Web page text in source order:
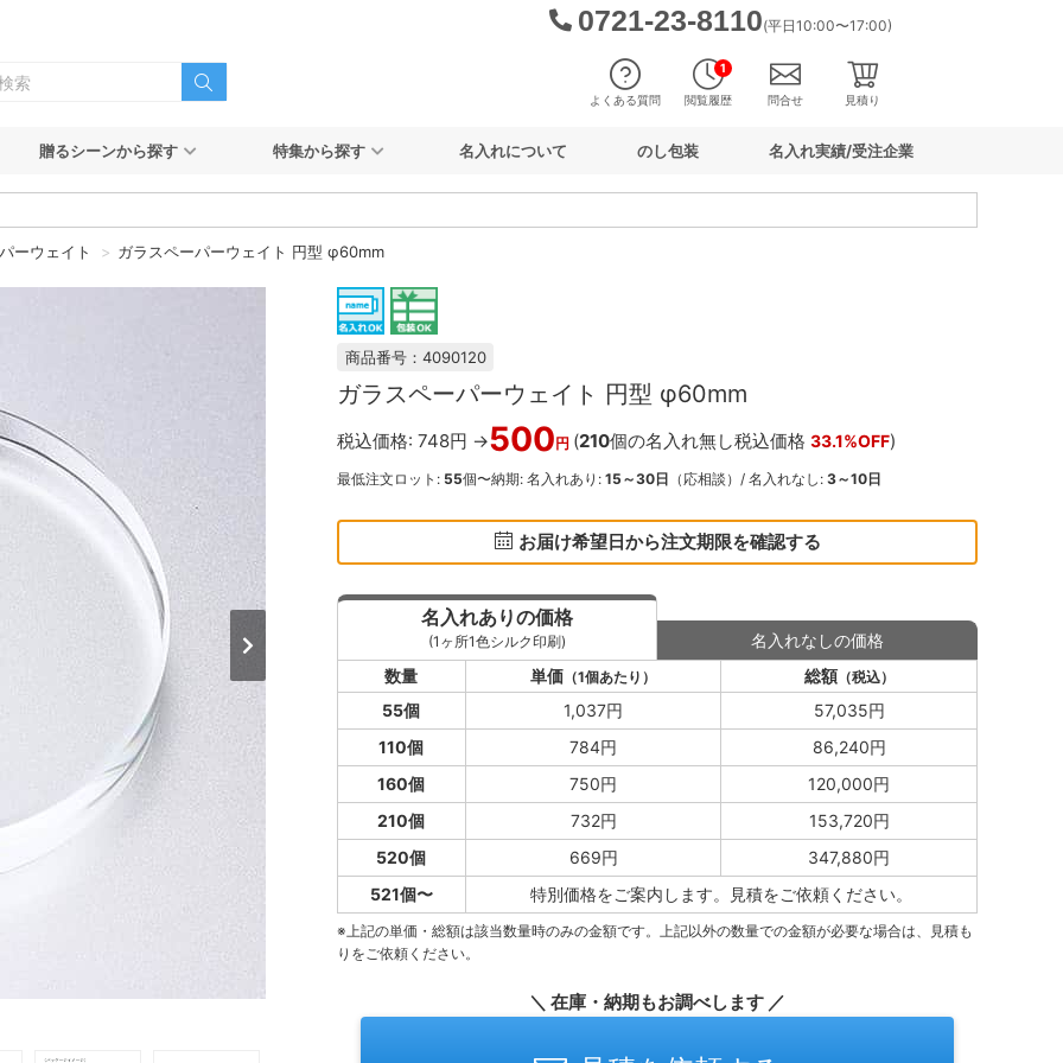
0721-23-8110(平日10:00〜17:00)
よくある質問 閲覧履歴
1
問合せ 見積り
贈るシーンから探す 特集から探す 名入れについて のし包装 名入れ実績/受注企業
ーウェイト ガラスペーパーウェイト 円型 φ60mm
商品番号：4090120
ガラスペーパーウェイト 円型 φ60mm
税込価格: 748円 →500円 (210個の名入れ無し税込価格 33.1%OFF)
最低注文ロット: 55個〜納期: 名入れあり: 15～30日 （応相談）/ 名入れなし: 3～10日
お届け希望日から注文期限を確認する
名入れありの価格
(1ヶ所1色シルク印刷)
名入れなしの価格
数量
単価 （1個あたり） 総額（税込）
55個 1,037円
57,035円
110個
784円
86,240円
160個
750円
120,000円
210個
732円
153,720円
520個
669円
347,880円
521個〜
特別価格をご案内します。 見積をご依頼ください。
※上記の単価・総額は該当数量時のみの金額です。上記以外の数量での金額が必要な場合は、見積も
りをご依頼ください。
＼ 在庫・納期もお調べします ／